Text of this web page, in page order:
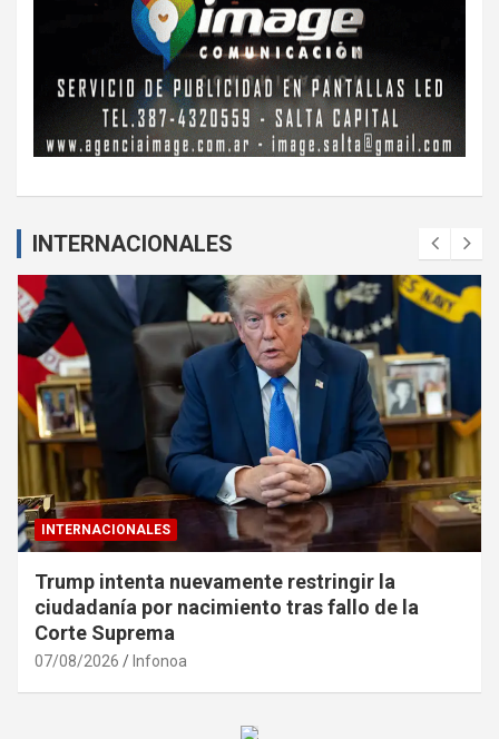
INTERNACIONALES
INTERNACIONALES
Trump intenta nuevamente restringir la
ciudadanía por nacimiento tras fallo de la
Corte Suprema
07/08/2026 Infonoa